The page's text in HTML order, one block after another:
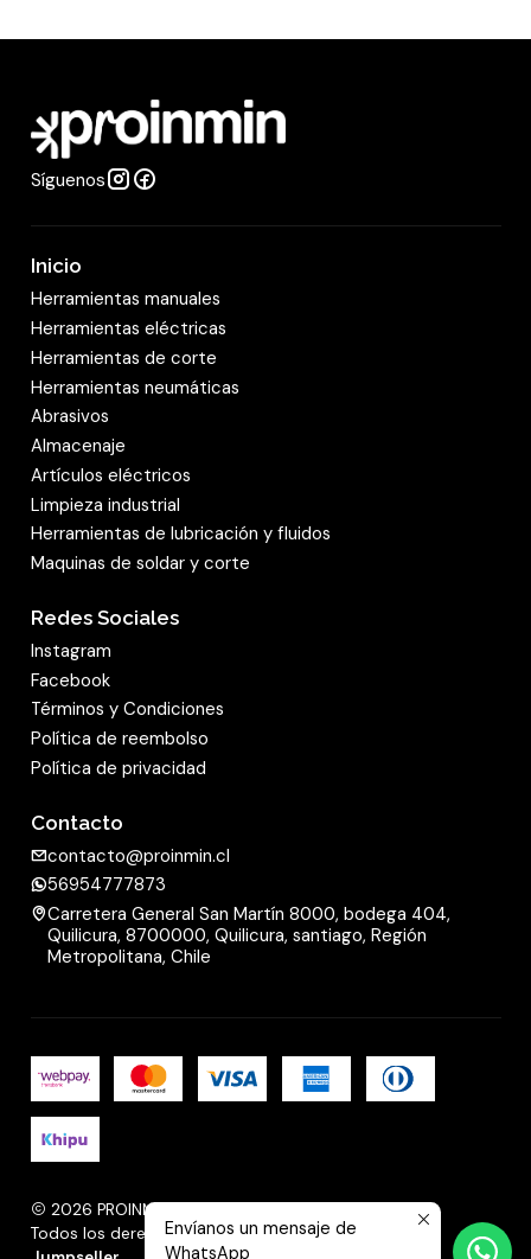
d
Síguenos
Inicio
Herramientas manuales
Herramientas eléctricas
Herramientas de corte
Herramientas neumáticas
Abrasivos
Almacenaje
Artículos eléctricos
Limpieza industrial
Herramientas de lubricación y fluidos
Maquinas de soldar y corte
Redes Sociales
Instagram
Facebook
Términos y Condiciones
Política de reembolso
Política de privacidad
Contacto
contacto@proinmin.cl
56954777873
Carretera General San Martín 8000, bodega 404,
Quilicura, 8700000, Quilicura, santiago, Región
Metropolitana, Chile
2026 PROINMIN.
Todos los derechos reservados.Desarrollado por
Envíanos un mensaje de
WhatsApp